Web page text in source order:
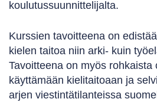
koulutussuunnittelijalta.
Kurssien tavoitteena on
kielen taitoa niin arki- kuin
Tavoitteena on myös rohkaista
käyttämään kielitaitoaan ja
arjen viestintätilanteissa